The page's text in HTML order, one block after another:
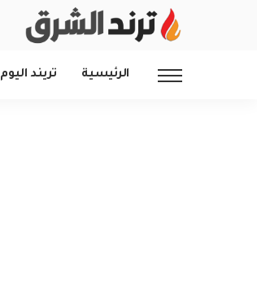
الرئيسية تريند اليوم